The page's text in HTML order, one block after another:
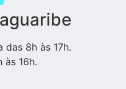
das 8h às 17h.
às 16h.